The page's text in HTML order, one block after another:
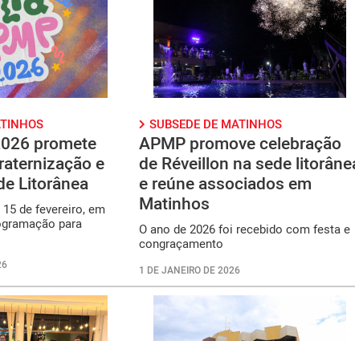
promete
e
Litorânea
de fevereiro, em
para
SUBSEDE DE MATINHOS
APMP promove celebração
de Réveillon na sede
e reúne associados em
Matinhos
O ano de 2026 foi recebido com festa e
congraçamento
1 DE JANEIRO DE 2026